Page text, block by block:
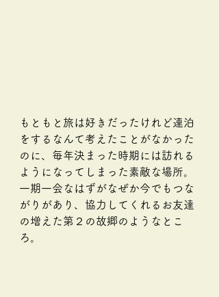
もともと旅は好きだったけれど連泊
をするなんて考えたことがなかった
のに、毎年決まった時期には訪れる
ようになってしまった素敵な場所。
一期一会なはずがなぜか今でもつな
がりがあり、協力してくれるお友達
の増えた第２の故郷のようなとこ
ろ。